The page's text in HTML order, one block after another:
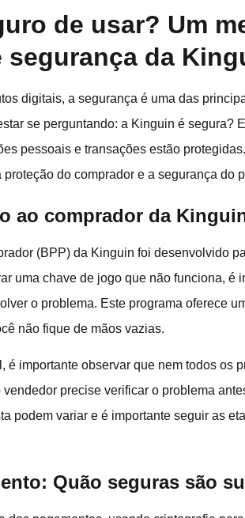
de usar? Um
segurança da
digitais, a segurança é uma das
se perguntando: a Kinguin é segura?
pessoais e transações estão
do comprador e a segurança do
ao comprador da
(BPP) da Kinguin foi desenvolvido
uma chave de jogo que não funciona, é
o problema. Este programa oferece
não fique de mãos vazias.
é importante observar que nem todos os
precise verificar o problema
podem variar e é importante seguir as
Quão seguras são